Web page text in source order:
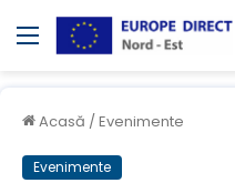
Meniul
Acasă /Evenimente
Evenimente